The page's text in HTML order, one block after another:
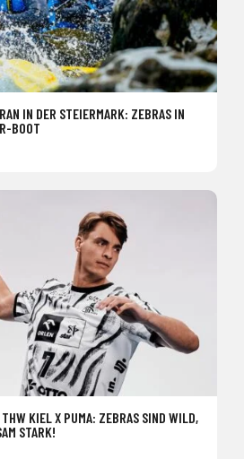
IN DER STEIERMARK: ZEBRAS IN
BOOT
KIEL X PUMA: ZEBRAS SIND WILD,
STARK!